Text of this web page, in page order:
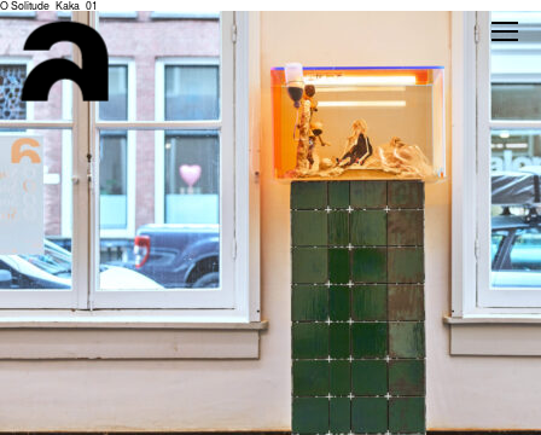
O Solitude_Kaka_01